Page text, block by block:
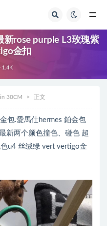
新rose purple L3玫瑰紫
金扣
1.4K
30CM 正文
包.愛馬仕hermes 鉑金包
新两个颜色撞色、碰色 超
u4 丝绒绿 vert vertigo金